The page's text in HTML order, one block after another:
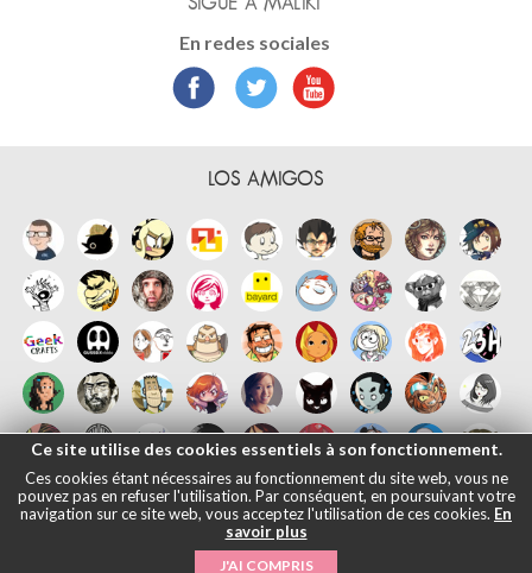
SIGUE A MALIKI
En redes sociales
LOS AMIGOS
Ce site utilise des cookies essentiels à son fonctionnement.
Ces cookies étant nécessaires au fonctionnement du site web, vous ne
pouvez pas en refuser l'utilisation. Par conséquent, en poursuivant votre
navigation sur ce site web, vous acceptez l'utilisation de ces cookies. En
savoir plus
J'AI COMPRIS